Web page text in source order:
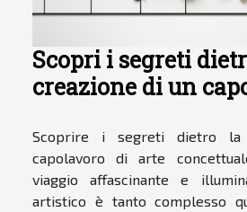
Scopri i segreti
creazione di un
Scoprire i segreti dietro la
capolavoro di arte
viaggio affascinante e
artistico è tanto complesso